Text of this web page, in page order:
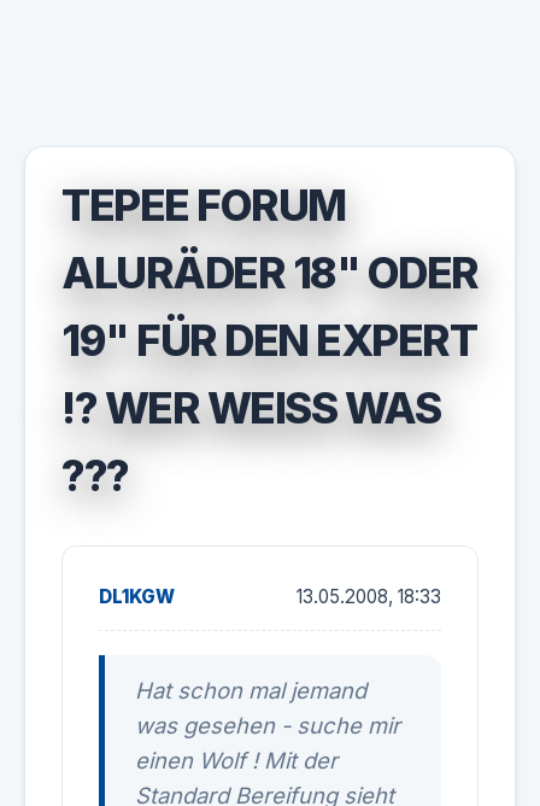
TEPEE FORUM
ALURÄDER 18" ODER
19" FÜR DEN EXPERT
!? WER WEISS WAS
???
DL1KGW 13.05.2008, 18:33
Hat schon mal jemand
was gesehen - suche mir
einen Wolf ! Mit der
Standard Bereifung sieht